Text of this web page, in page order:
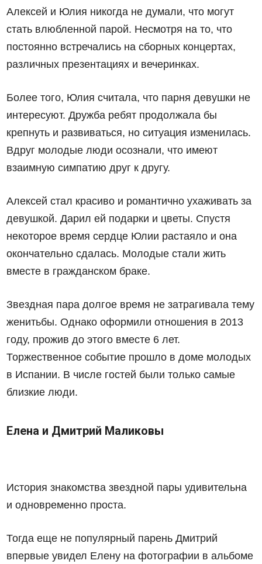
Алексей и Юлия никогда не думали, что могут
стать влюбленной парой. Несмотря на то, что
постоянно встречались на сборных концертах,
различных презентациях и вечеринках.
Более того, Юлия считала, что парня девушки не
интересуют. Дружба ребят продолжала бы
крепнуть и развиваться, но ситуация изменилась.
Вдруг молодые люди осознали, что имеют
взаимную симпатию друг к другу.
Алексей стал красиво и романтично ухаживать за
девушкой. Дарил ей подарки и цветы. Спустя
некоторое время сердце Юлии растаяло и она
окончательно сдалась. Молодые стали жить
вместе в гражданском браке.
Звездная пара долгое время не затрагивала тему
женитьбы. Однако оформили отношения в 2013
году, прожив до этого вместе 6 лет.
Торжественное событие прошло в доме молодых
в Испании. В числе гостей были только самые
близкие люди.
Елена и Дмитрий Маликовы
История знакомства звездной пары удивительна
и одновременно проста.
Тогда еще не популярный парень Дмитрий
впервые увидел Елену на фотографии в альбоме